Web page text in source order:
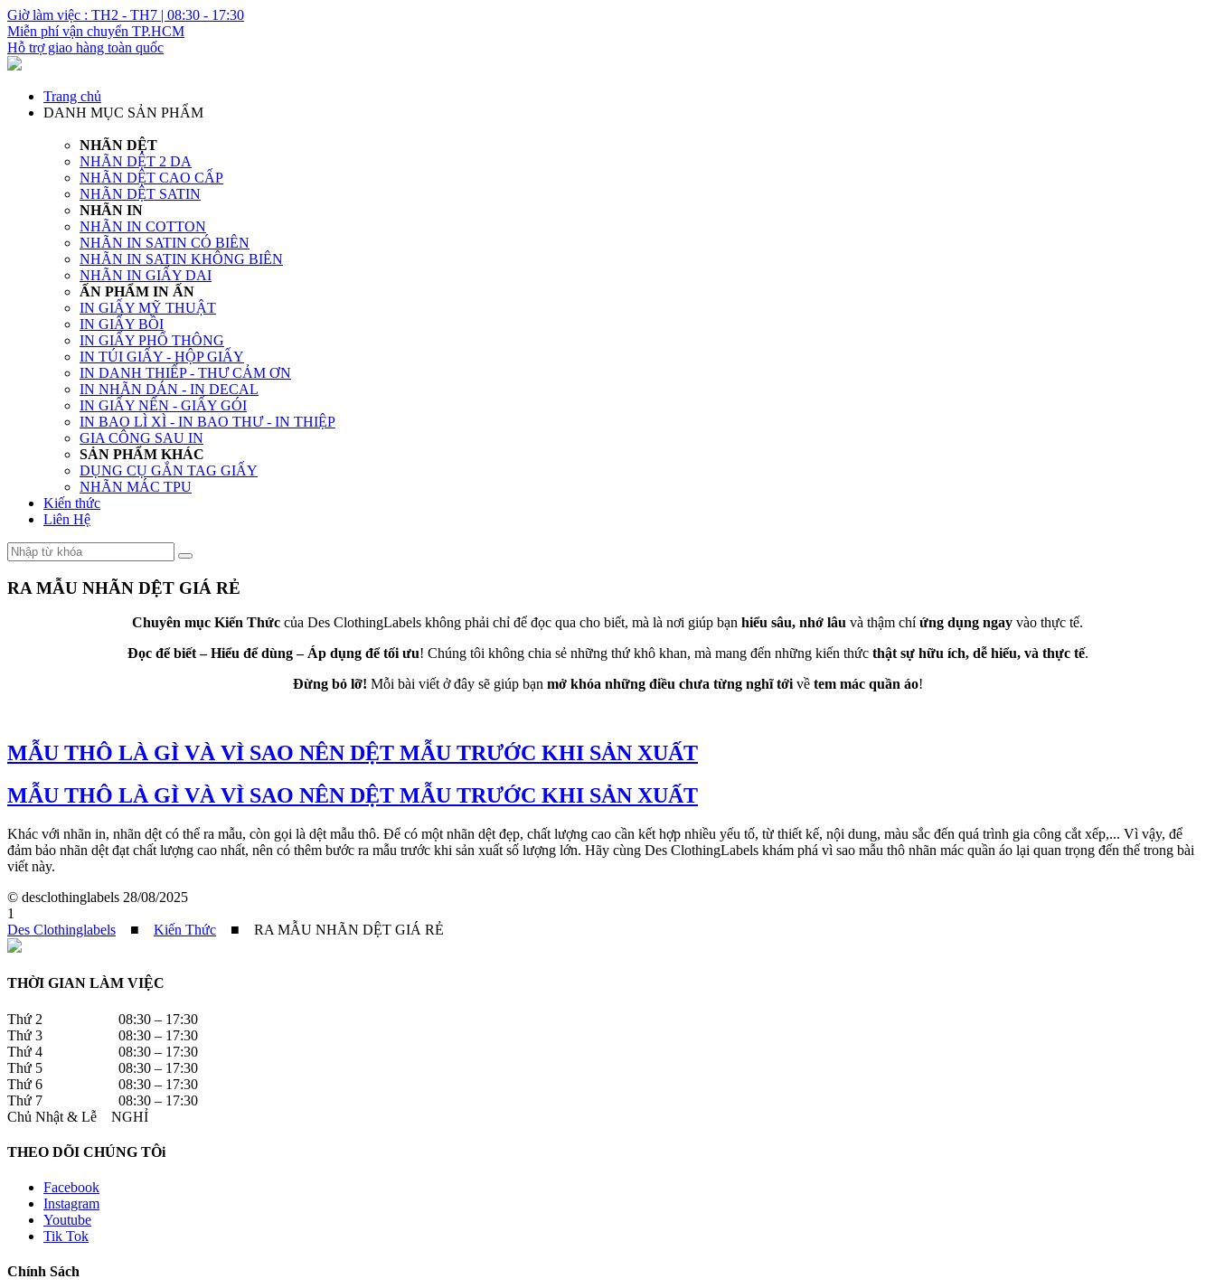
Giờ làm việc : TH2 - TH7 | 08:30 - 17:30
Miễn phí vận chuyển TP.HCM
Hỗ trợ giao hàng toàn quốc
Trang chủ
DANH MỤC SẢN PHẨM
NHÃN DỆT
NHÃN DỆT 2 DA
NHÃN DỆT CAO CẤP
NHÃN DỆT SATIN
NHÃN IN
NHÃN IN COTTON
NHÃN IN SATIN CÓ BIÊN
NHÃN IN SATIN KHÔNG BIÊN
NHÃN IN GIẤY DAI
ẤN PHẨM IN ẤN
IN GIẤY MỸ THUẬT
IN GIẤY BỒI
IN GIẤY PHỔ THÔNG
IN TÚI GIẤY - HỘP GIẤY
IN DANH THIẾP - THƯ CẢM ƠN
IN NHÃN DÁN - IN DECAL
IN GIẤY NẾN - GIẤY GÓI
IN BAO LÌ XÌ - IN BAO THƯ - IN THIỆP
GIA CÔNG SAU IN
SẢN PHẨM KHÁC
DỤNG CỤ GẮN TAG GIẤY
NHÃN MÁC TPU
Kiến thức
Liên Hệ
RA MẪU NHÃN DỆT GIÁ RẺ
Chuyên mục Kiến Thức của Des ClothingLabels không phải chỉ để đọc qua cho biết, mà là nơi giúp bạn hiểu sâu, nhớ lâu và thậm chíứng dụng ngay vào thực tế.
Đọc để biết – Hiểu để dùng – Áp dụng để tối ưu! Chúng tôi không chia sẻ những thứ khô khan, mà mang đến những kiến thức thật sự hữu ích, dễ hiểu, và thực tế.
Đừng bỏ lỡ! Mỗi bài viết ở đây sẽ giúp bạn mở khóa những điều chưa từng nghĩ tớivềtem mác quần áo!
MẪU THÔ LÀ GÌ VÀ VÌ SAO NÊN DỆT MẪU TRƯỚC KHI SẢN XUẤT
MẪU THÔ LÀ GÌ VÀ VÌ SAO NÊN DỆT MẪU TRƯỚC KHI SẢN XUẤT
Khác với nhãn in, nhãn dệt có thể ra mẫu, còn gọi là dệt mẫu thô. Để có một nhãn dệt đẹp, chất lượng cao cần kết hợp nhiều yếu tố, từ thiết kế, nội dung, màu sắc đến quá trình gia công cắt xếp,... Vì vậy, để
đảm bảo nhãn dệt đạt chất lượng cao nhất, nên có thêm bước ra mẫu trước khi sản xuất số lượng lớn. Hãy cùng Des ClothingLabels khám phá vì sao mẫu thô nhãn mác quần áo lại quan trọng đến thế trong bài
viết này.
© desclothinglabels 28/08/2025
1
Des Clothinglabels ■ Kiến Thức ■ RA MẪU NHÃN DỆT GIÁ RẺ
THỜI GIAN LÀM VIỆC
Thứ 2 08:30 – 17:30
Thứ 3 08:30 – 17:30
Thứ 4 08:30 – 17:30
Thứ 5 08:30 – 17:30
Thứ 6 08:30 – 17:30
Thứ 7 08:30 – 17:30
Chủ Nhật & Lễ NGHỈ
THEO DÕI CHÚNG TÔi
Facebook
Instagram
Youtube
Tik Tok
Chính Sách